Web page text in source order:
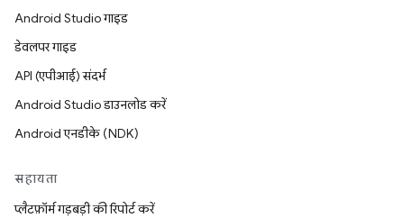
Android Studio गाइड
डेवलपर गाइड
API (एपीआई) संदर्भ
Android Studio डाउनलोड करें
Android एनडीके (NDK)
सहायता
प्लैटफ़ॉर्म गड़बड़ी की रिपोर्ट करें